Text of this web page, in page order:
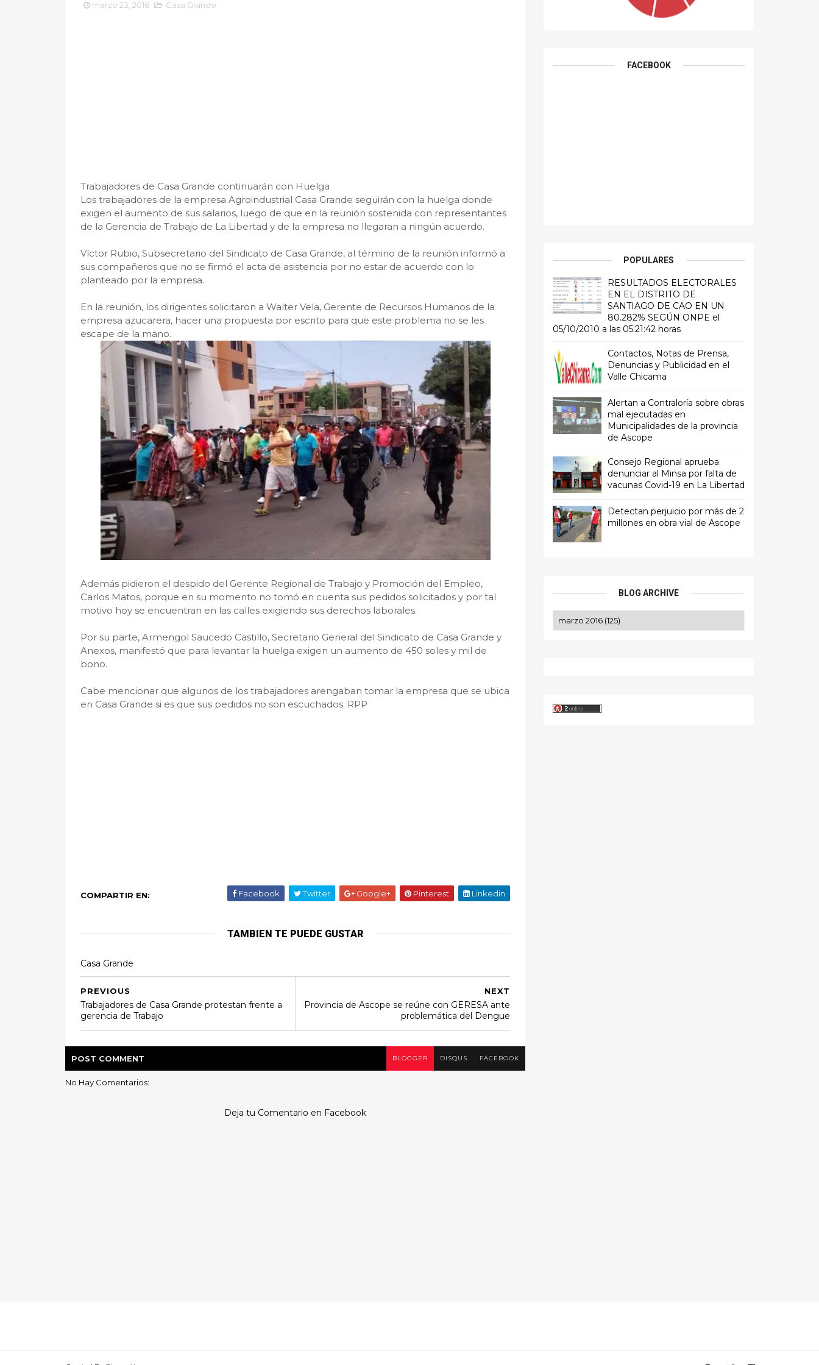
marzo 23, 2016 Casa Grande
Trabajadores de Casa Grande continuarán con Huelga
Los trabajadores de la empresa Agroindustrial Casa Grande seguirán con la huelga donde
exigen el aumento de sus salarios, luego de que en la reunión sostenida con representantes
de la Gerencia de Trabajo de La Libertad y de la empresa no llegaran a ningún acuerdo.
Víctor Rubio, Subsecretario del Sindicato de Casa Grande, al término de la reunión informó a
sus compañeros que no se firmó el acta de asistencia por no estar de acuerdo con lo
planteado por la empresa.
En la reunión, los dirigentes solicitaron a Walter Vela, Gerente de Recursos Humanos de la
empresa azucarera, hacer una propuesta por escrito para que este problema no se les
escape de la mano.
Además pidieron el despido del Gerente Regional de Trabajo y Promoción del Empleo,
Carlos Matos, porque en su momento no tomó en cuenta sus pedidos solicitados y por tal
motivo hoy se encuentran en las calles exigiendo sus derechos laborales.
Por su parte, Armengol Saucedo Castillo, Secretario General del Sindicato de Casa Grande y
Anexos, manifestó que para levantar la huelga exigen un aumento de 450 soles y mil de
bono.
Cabe mencionar que algunos de los trabajadores arengaban tomar la empresa que se ubica
en Casa Grande si es que sus pedidos no son escuchados. RPP
COMPARTIR EN: Facebook Twitter Google+ Pinterest Linkedin
TAMBIEN TE PUEDE GUSTAR
Casa Grande
NEXT
Provincia de Ascope se reúne con GERESA ante
problemática del Dengue
PREVIOUS
Trabajadores de Casa Grande protestan frente a
gerencia de Trabajo
POST COMMENT BLOGGER DISQUS FACEBOOK
No Hay Comentarios:
Deja tu Comentario en Facebook
FACEBOOK
POPULARES
RESULTADOS ELECTORALES
EN EL DISTRITO DE
SANTIAGO DE CAO EN UN
80.282% SEGÚN ONPE el
05/10/2010 a las 05:21:42 horas
Contactos, Notas de Prensa,
Denuncias y Publicidad en el
Valle Chicama
Alertan a Contraloría sobre obras
mal ejecutadas en
Municipalidades de la provincia
de Ascope
Consejo Regional aprueba
denunciar al Minsa por falta de
vacunas Covid-19 en La Libertad
Detectan perjuicio por más de 2
millones en obra vial de Ascope
BLOG ARCHIVE